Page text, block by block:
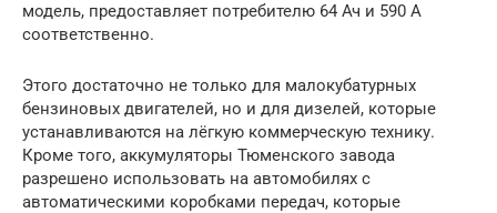
модель, предоставляет потребителю 64 Ач и 590 А
соответственно.
Этого достаточно не только для малокубатурных
бензиновых двигателей, но и для дизелей, которые
устанавливаются на лёгкую коммерческую технику.
Кроме того, аккумуляторы Тюменского завода
разрешено использовать на автомобилях с
автоматическими коробками передач, которые